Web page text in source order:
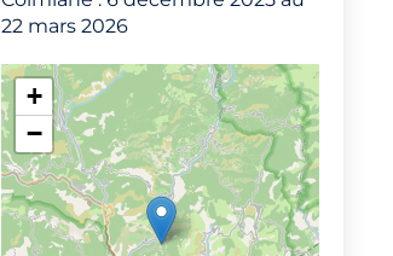
22 mars 2026
+
−